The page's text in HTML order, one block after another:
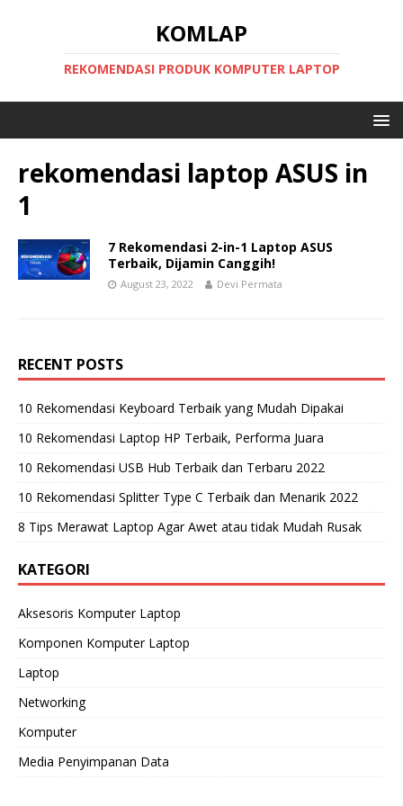
KOMLAP
REKOMENDASI PRODUK KOMPUTER LAPTOP
rekomendasi laptop ASUS in
1
7 Rekomendasi 2-in-1 Laptop ASUS
Terbaik, Dijamin Canggih!
August 23, 2022 Devi Permata
RECENT POSTS
10 Rekomendasi Keyboard Terbaik yang Mudah Dipakai
10 Rekomendasi Laptop HP Terbaik, Performa Juara
10 Rekomendasi USB Hub Terbaik dan Terbaru 2022
10 Rekomendasi Splitter Type C Terbaik dan Menarik 2022
8 Tips Merawat Laptop Agar Awet atau tidak Mudah Rusak
KATEGORI
Aksesoris Komputer Laptop
Komponen Komputer Laptop
Laptop
Networking
Komputer
Media Penyimpanan Data